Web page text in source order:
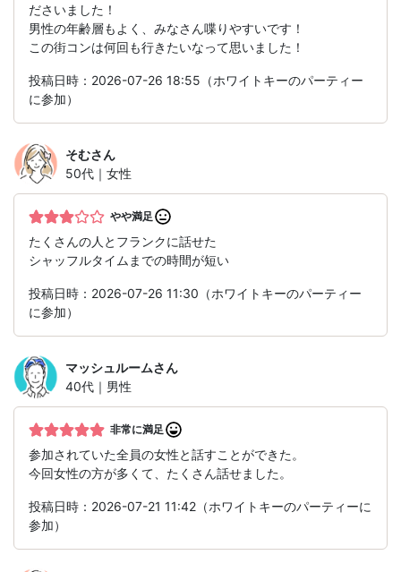
ださいました！
男性の年齢層もよく、みなさん喋りやすいです！
この街コンは何回も行きたいなって思いました！
投稿日時：2026-07-26 18:55（ホワイトキーのパーティー
に参加）
そむさん
50代｜女性
やや満足
たくさんの人とフランクに話せた
シャッフルタイムまでの時間が短い
投稿日時：2026-07-26 11:30（ホワイトキーのパーティー
に参加）
マッシュルームさん
40代｜男性
非常に満足
参加されていた全員の女性と話すことができた。
今回女性の方が多くて、たくさん話せました。
投稿日時：2026-07-21 11:42（ホワイトキーのパーティーに
参加）